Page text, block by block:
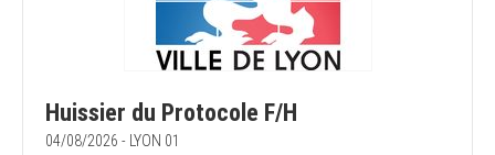
Huissier du Protocole F/H
04/08/2026 - LYON 01